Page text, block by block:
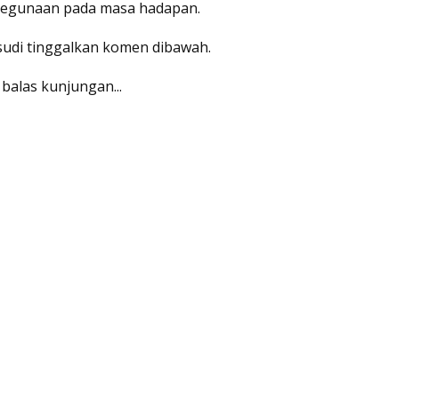
pada masa hadapan.
tinggalkan komen dibawah.
kunjungan...